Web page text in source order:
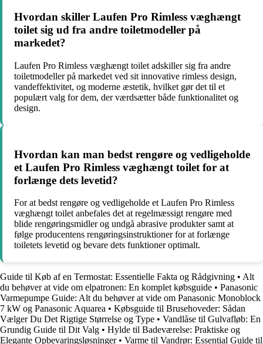
Hvordan skiller Laufen Pro Rimless væghængt
toilet sig ud fra andre toiletmodeller på
markedet?
Laufen Pro Rimless væghængt toilet adskiller sig fra andre
toiletmodeller på markedet ved sit innovative rimless design,
vandeffektivitet, og moderne æstetik, hvilket gør det til et
populært valg for dem, der værdsætter både funktionalitet og
design.
Hvordan kan man bedst rengøre og vedligeholde
et Laufen Pro Rimless væghængt toilet for at
forlænge dets levetid?
For at bedst rengøre og vedligeholde et Laufen Pro Rimless
væghængt toilet anbefales det at regelmæssigt rengøre med
blide rengøringsmidler og undgå abrasive produkter samt at
følge producentens rengøringsinstruktioner for at forlænge
toiletets levetid og bevare dets funktioner optimalt.
Guide til Køb af en Termostat: Essentielle Fakta og Rådgivning • Alt
du behøver at vide om elpatronen: En komplet købsguide • Panasonic
Varmepumpe Guide: Alt du behøver at vide om Panasonic Monoblock
7 kW og Panasonic Aquarea • Købsguide til Brusehoveder: Sådan
Vælger Du Det Rigtige Størrelse og Type • Vandlåse til Gulvafløb: En
Grundig Guide til Dit Valg • Hylde til Badeværelse: Praktiske og
Elegante Opbevaringsløsninger• Varme til Vandrør: Essential Guide til